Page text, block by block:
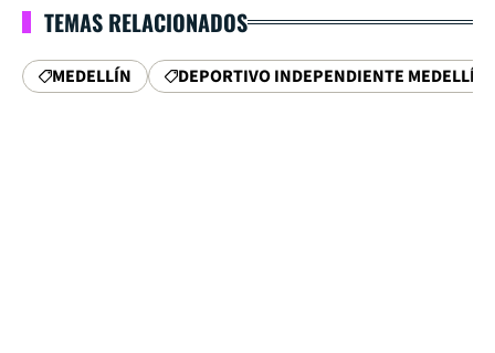
TEMAS RELACIONADOS
MEDELLÍN DEPORTIVO INDEPENDIENTE MEDELLÍN